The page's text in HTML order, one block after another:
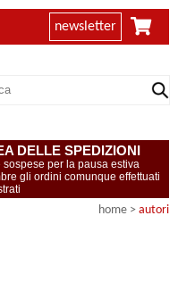
newsletter
DELLE SPEDIZIONI
per la pausa estiva
gli ordini comunque effettuati
home > autori